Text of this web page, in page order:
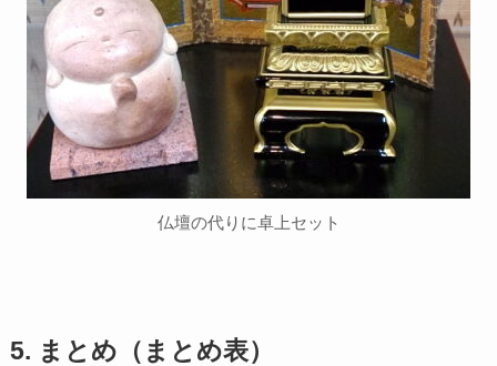
仏壇の代りに卓上セット
5. まとめ（まとめ表）